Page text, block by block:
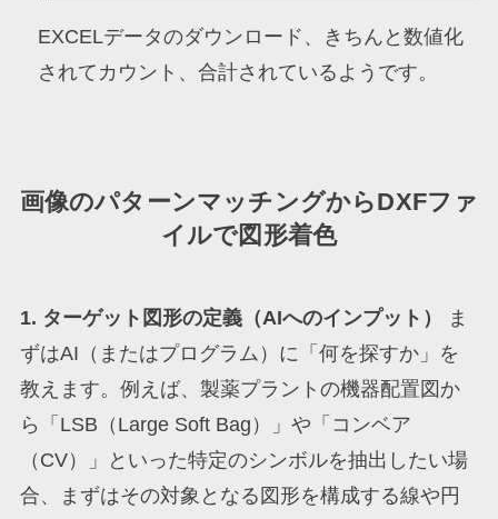
EXCELデータのダウンロード、きちんと数値化
されてカウント、合計されているようです。
画像のパターンマッチングからDXFファ
イルで図形着色
1. ターゲット図形の定義（AIへのインプット）
ま
ずはAI（またはプログラム）に「何を探すか」を
教えます。例えば、製薬プラントの機器配置図か
ら「LSB（Large Soft Bag）」や「コンベア
（CV）」といった特定のシンボルを抽出したい場
合、まずはその対象となる図形を構成する線や円